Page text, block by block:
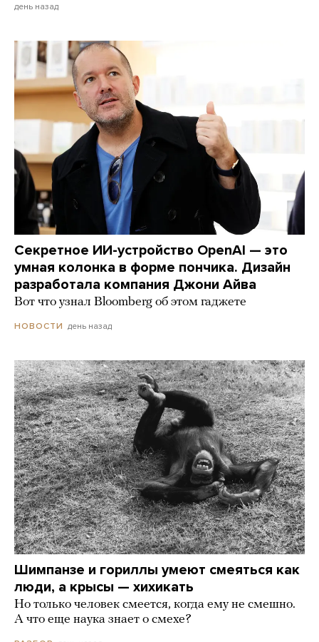
день назад
Секретное ИИ-устройство OpenAI — это
умная колонка в форме пончика. Дизайн
разработала компания Джони Айва
Вот что узнал Bloomberg об этом гаджете
НОВОСТИ день назад
Шимпанзе и гориллы умеют смеяться как
люди, а крысы — хихикать
Но только человек смеется, когда ему не смешно.
А что еще наука знает о смехе?